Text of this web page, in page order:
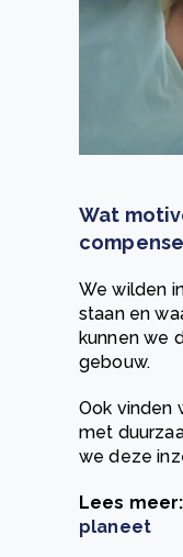
Wat
We wilden
staan en
kunnen we
gebouw.
Ook vinden
met
we deze
Lees meer:
planeet